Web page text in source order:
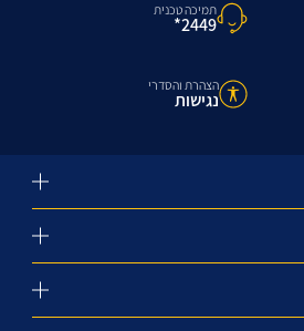
תמיכה טכנית
2449*
הצהרת והסדרי
נגישות